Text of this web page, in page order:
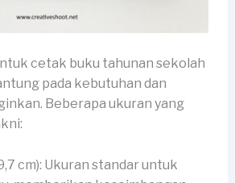
cetak buku tahunan sekolah
pada kebutuhan dan
Beberapa ukuran yang
cm): Ukuran standar untuk